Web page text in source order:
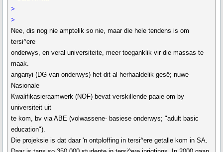
>
>
Nee, dis nog nie amptelik so nie, maar die hele tendens is om
tersi^ere
onderwys, en veral universiteite, meer toeganklik vir die massas te
maak.
anganyi (DG van onderwys) het dit al herhaaldelik gesê; nuwe
Nasionale
Kwalifikasieraamwerk (NOF) bevat verskillende paaie om by
universiteit uit
te kom, bv via ABE (volwassene- basiese onderwys; "adult basic
education").
Die projeksie is dat daar 'n ontploffing in tersi^ere getalle kom in SA.